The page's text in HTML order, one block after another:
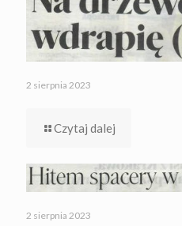
2 sierpnia 2023
Czytaj dalej
2 sierpnia 2023